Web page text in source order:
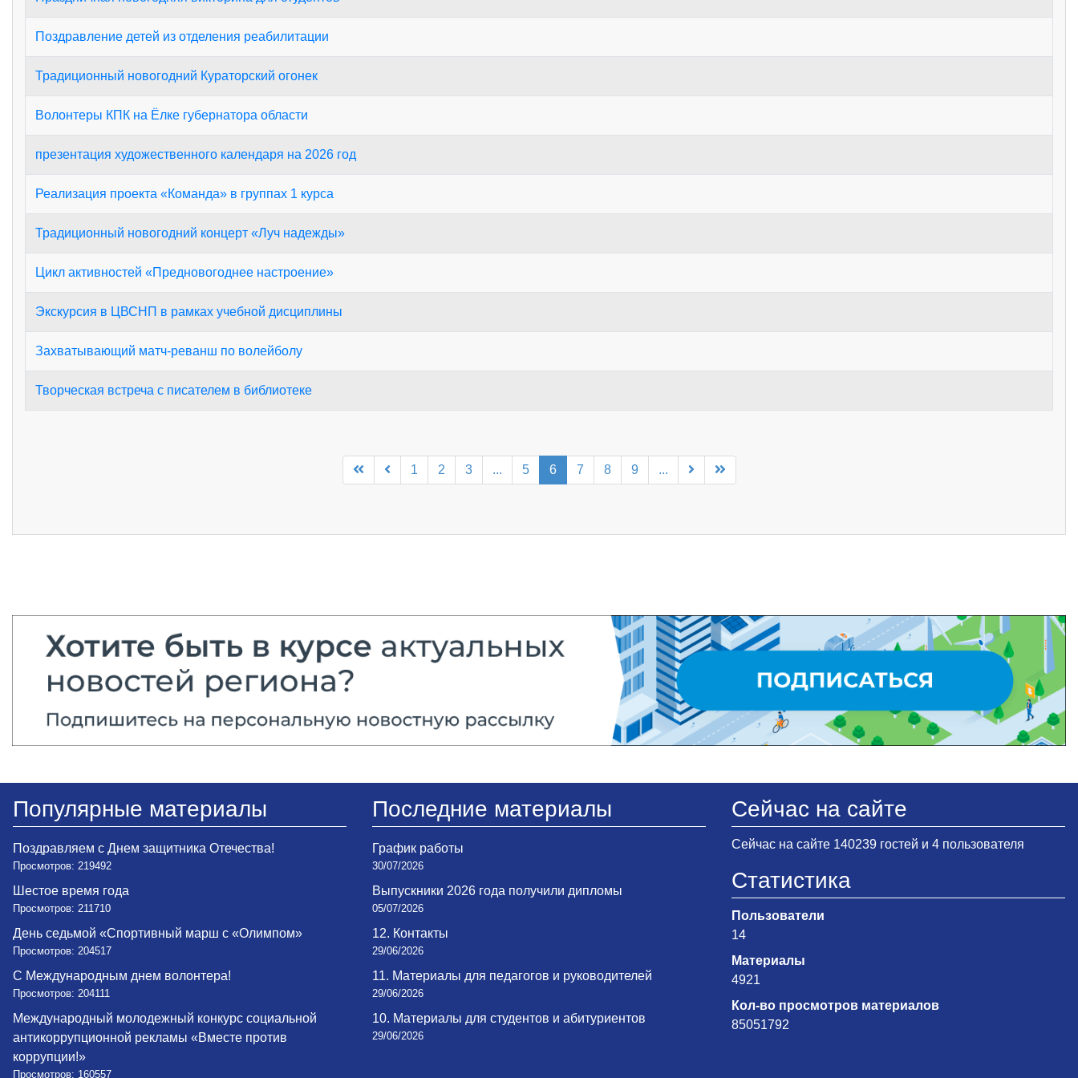
Поздравление детей из отделения реабилитации
Традиционный новогодний Кураторский огонек
Волонтеры КПК на Ёлке губернатора области
презентация художественного календаря на 2026 год
Реализация проекта «Команда» в группах 1 курса
Традиционный новогодний концерт «Луч надежды»
Цикл активностей «Предновогоднее настроение»
Экскурсия в ЦВСНП в рамках учебной дисциплины
Захватывающий матч-реванш по волейболу
Творческая встреча с писателем в библиотеке
1 2 3 ... 5 6 7 8 9 ...
Популярные материалы
Поздравляем с Днем защитника Отечества!
Просмотров: 219492
Шестое время года
Просмотров: 211710
День седьмой «Спортивный марш с «Олимпом»
Просмотров: 204517
С Международным днем волонтера!
Просмотров: 204111
Международный молодежный конкурс социальной
антикоррупционной рекламы «Вместе против
коррупции!»
Просмотров: 160557
Последние материалы
График работы
30/07/2026
Выпускники 2026 года получили дипломы
05/07/2026
12. Контакты
29/06/2026
11. Материалы для педагогов и руководителей
29/06/2026
10. Материалы для студентов и абитуриентов
29/06/2026
Сейчас на сайте
Сейчас на сайте 140239 гостей и 4 пользователя
Статистика
Пользователи
14
Материалы
4921
Кол-во просмотров материалов
85051792